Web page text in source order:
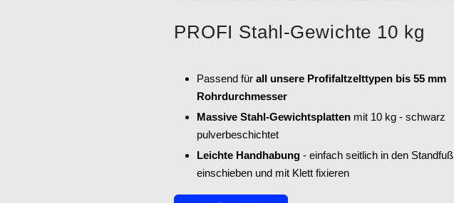
PROFI Stahl-Gewichte 10 kg
Passend für all unsere Profifaltzelttypen bis 55 mm
Rohrdurchmesser
Massive Stahl-Gewichtsplatten mit 10 kg - schwarz
pulverbeschichtet
Leichte Handhabung - einfach seitlich in den Standfuß
einschieben und mit Klett fixieren